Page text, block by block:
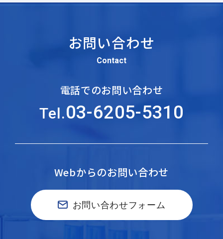
お問い合わせ
Contact
電話でのお問い合わせ
Tel.03-6205-5310
Webからのお問い合わせ
お問い合わせフォーム